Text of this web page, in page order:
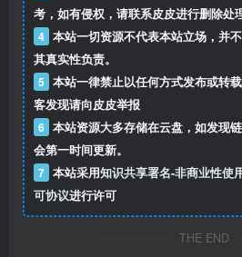
考，如有侵权，请联系皮皮进行删除处
4 本站一切资源不代表本站立场，并
其真实性负责。
5 本站一律禁止以任何方式发布或转
客发现请向皮皮举报
6 本站资源大多存储在云盘，如发现
会第一时间更新。
7 本站采用知识共享署名-非商业性使
可协议进行许可
THE END